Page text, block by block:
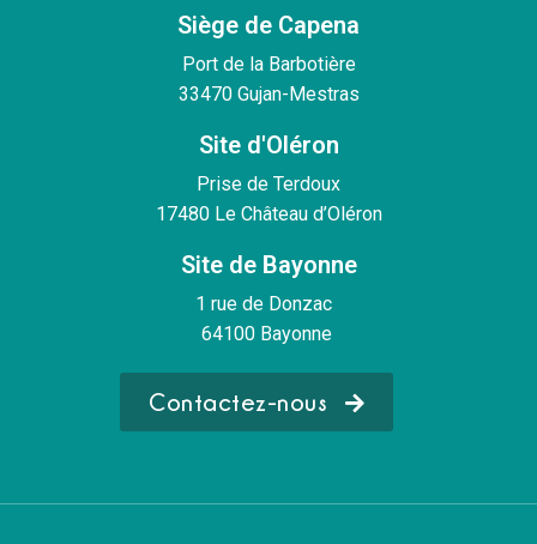
Siège de Capena
Port de la Barbotière
33470 Gujan-Mestras
Site d'Oléron
Prise de Terdoux
17480 Le Château d’Oléron
Site de Bayonne
1 rue de Donzac
64100 Bayonne
Contactez-nous